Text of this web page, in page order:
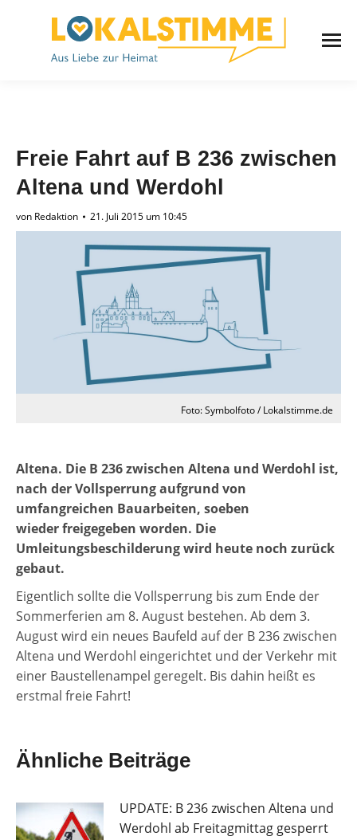
Freie Fahrt auf B 236 zwischen
Altena und Werdohl
von Redaktion 21. Juli 2015 um 10:45
Foto: Symbolfoto / Lokalstimme.de
Altena. Die B 236 zwischen Altena und Werdohl ist,
nach der Vollsperrung aufgrund von
umfangreichen Bauarbeiten, soeben
wieder freigegeben worden. Die
Umleitungsbeschilderung wird heute noch zurück
gebaut.
Eigentlich sollte die Vollsperrung bis zum Ende der
Sommerferien am 8. August bestehen. Ab dem 3.
August wird ein neues Baufeld auf der B 236 zwischen
Altena und Werdohl eingerichtet und der Verkehr mit
einer Baustellenampel geregelt. Bis dahin heißt es
erstmal freie Fahrt!
Ähnliche Beiträge
UPDATE: B 236 zwischen Altena und
Werdohl ab Freitagmittag gesperrt